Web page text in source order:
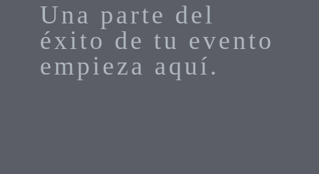
Una parte del
éxito de tu evento
empieza aquí.